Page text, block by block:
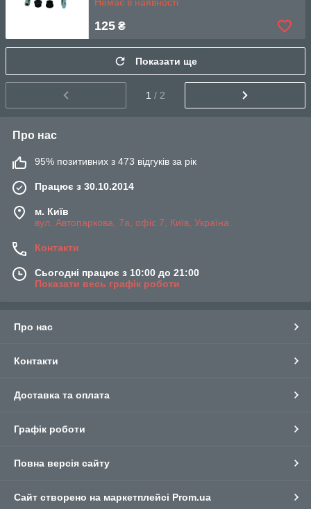
125 ₴
Показати ще
1 / 2
Про нас
95% позитивних з 473 відгуків за рік
Працює з 30.10.2014
м. Київ
вул. Автопаркова, 7а, офіс 7, Київ, Україна
Контакти
Сьогодні працює з 10:00 до 21:00
Показати весь графік роботи
Про нас
Контакти
Доставка та оплата
Графік роботи
Повна версія сайту
Сайт створено на маркетплейсі Prom.ua